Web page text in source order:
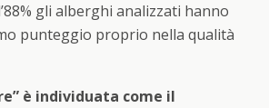
gli alberghi analizzati hanno
punteggio proprio nella qualità
è individuata come il